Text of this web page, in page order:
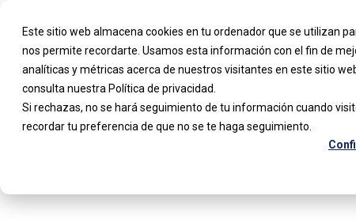
Este sitio web almacena cookies en tu ordenador que se utilizan
nos permite recordarte. Usamos esta información con el fin de
analíticas y métricas acerca de nuestros visitantes en este sitio
consulta nuestra Política de privacidad.
Si rechazas, no se hará seguimiento de tu información cuando
recordar tu preferencia de que no se te haga seguimiento.